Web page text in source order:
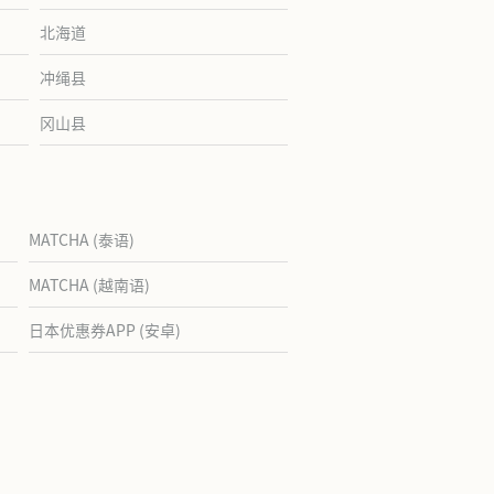
北海道
冲绳县
冈山县
MATCHA (泰语)
MATCHA (越南语)
日本优惠券APP (安卓)